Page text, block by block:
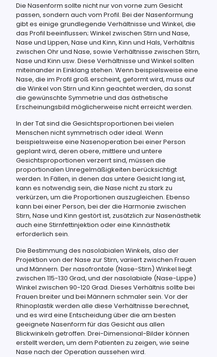
Die Nasenform sollte nicht nur von vorne zum Gesicht
passen, sondern auch vom Profil. Bei der Nasenformung
gibt es einige grundlegende Verhältnisse und Winkel, die
das Profil beeinflussen; Winkel zwischen Stirn und Nase,
Nase und Lippen, Nase und Kinn, Kinn und Hals, Verhältnis
zwischen Ohr und Nase, sowie Verhältnisse zwischen Stirn,
Nase und Kinn usw. Diese Verhältnisse und Winkel sollten
miteinander in Einklang stehen. Wenn beispielsweise eine
Nase, die im Profil groß erscheint, geformt wird, muss auf
die Winkel von Stirn und Kinn geachtet werden, da sonst
die gewünschte Symmetrie und das ästhetische
Erscheinungsbild möglicherweise nicht erreicht werden.
In der Tat sind die Gesichtsproportionen bei vielen
Menschen nicht symmetrisch oder ideal. Wenn
beispielsweise eine Nasenoperation bei einer Person
geplant wird, deren obere, mittlere und untere
Gesichtsproportionen verzerrt sind, müssen die
proportionalen Unregelmäßigkeiten berücksichtigt
werden. In Fällen, in denen das untere Gesicht lang ist,
kann es notwendig sein, die Nase nicht zu stark zu
verkürzen, um die Proportionen auszugleichen. Ebenso
kann bei einer Person, bei der die Harmonie zwischen
Stirn, Nase und Kinn gestört ist, zusätzlich zur Nasenästhetik
auch eine Stirnfettinjektion oder eine Kinnästhetik
erforderlich sein.
Die Bestimmung des nasolabialen Winkels, also der
Projektion von der Nase zur Stirn, variiert zwischen Frauen
und Männern. Der nasofrontale (Nase-Stirn) Winkel liegt
zwischen 115-130 Grad, und der nasolabiale (Nase-Lippe)
Winkel zwischen 90-120 Grad. Dieses Verhältnis sollte bei
Frauen breiter und bei Männern schmaler sein. Vor der
Rhinoplastik werden alle diese Verhältnisse berechnet,
und es wird eine Entscheidung über die am besten
geeignete Nasenform für das Gesicht aus allen
Blickwinkeln getroffen. Drei-Dimensional-Bilder können
erstellt werden, um dem Patienten zu zeigen, wie seine
Nase nach der Operation aussehen wird.